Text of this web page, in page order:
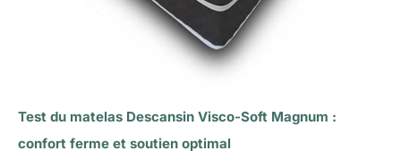
Test du matelas Descansin Visco-Soft Magnum :
confort ferme et soutien optimal